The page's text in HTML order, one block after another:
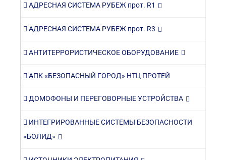
АДРЕСНАЯ СИСТЕМА РУБЕЖ прот. R1
АДРЕСНАЯ СИСТЕМА РУБЕЖ прот. R3
АНТИТЕРРОРИСТИЧЕСКОЕ ОБОРУДОВАНИЕ
АПК «БЕЗОПАСНЫЙ ГОРОД» НТЦ ПРОТЕЙ
ДОМОФОНЫ И ПЕРЕГОВОРНЫЕ УСТРОЙСТВА
ИНТЕГРИРОВАННЫЕ СИСТЕМЫ БЕЗОПАСНОСТИ
«БОЛИД»